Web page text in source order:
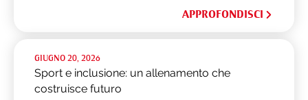
APPROFONDISCI
GIUGNO 20, 2026
Sport e inclusione: un allenamento che
costruisce futuro